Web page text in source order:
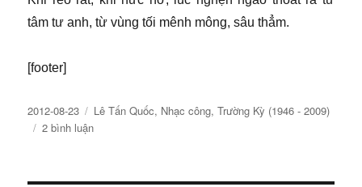
tâm tư anh, từ vùng tối mênh mông, sâu thẳm.
[footer]
Đăng
ngày
2012-08-23
Chuyên
mục
Lê Tấn Quốc, Nhạc công,Trường Kỳ (1946 - 2009)
2 bình luậnở
Quốc: